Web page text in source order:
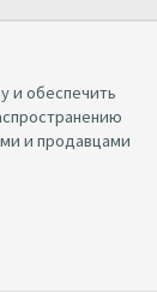
и обеспечить
и продавцами